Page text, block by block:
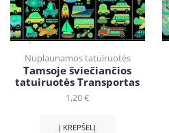
Nuplaunamos tatuiruotės
Tamsoje šviečiančios
tatuiruotės Transportas
1,20€
Į KREPŠELĮ